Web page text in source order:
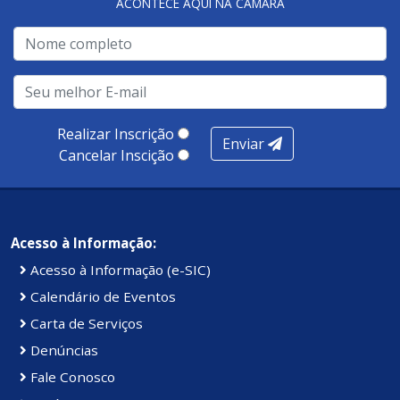
A metodologia de avaliação se concentra em 7 pilares:
qualidade no atendimento remoto, gestão, oferta /
realização de soluções, ambiente de negócios,
infraestrutura, presença digital e cobertura e
produtividade. Somados, todos as categorias totalizam
Kennedy.Realizar Inscrição
Cancelar Inscição
Enviar
Acesso à Informação:
Acesso à Informação (e-SIC)
Calendário de Eventos
Carta de Serviços
Denúncias
Fale Conosco